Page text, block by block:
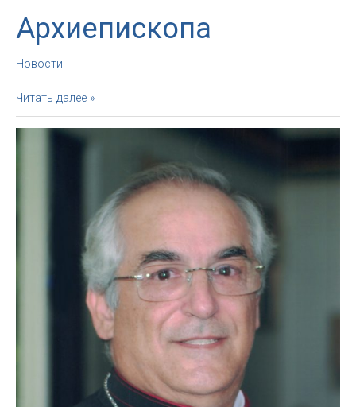
Архиепископа
Новости
1
июня.
Вечернее
Читать далее »